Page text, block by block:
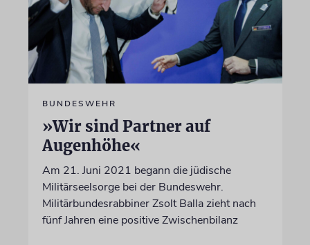
BUNDESWEHR
»Wir sind Partner auf
Augenhöhe«
Am 21. Juni 2021 begann die jüdische
Militärseelsorge bei der Bundeswehr.
Militärbundesrabbiner Zsolt Balla zieht nach
fünf Jahren eine positive Zwischenbilanz